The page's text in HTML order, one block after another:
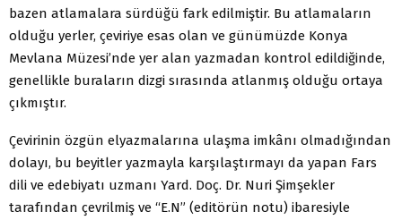
bazen atlamalara sürdüğü fark edilmiştir. Bu atlamaların
olduğu yerler, çeviriye esas olan ve günümüzde Konya
Mevlana Müzesi’nde yer alan yazmadan kontrol edildiğinde,
genellikle buraların dizgi sırasında atlanmış olduğu ortaya
çıkmıştır.
Çevirinin özgün elyazmalarına ulaşma imkânı olmadığından
dolayı, bu beyitler yazmayla karşılaştırmayı da yapan Fars
dili ve edebiyatı uzmanı Yard. Doç. Dr. Nuri Şimşekler
tarafından çevrilmiş ve “E.N” (editörün notu) ibaresiyle